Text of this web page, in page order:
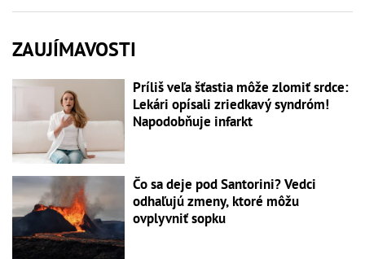
ZAUJÍMAVOSTI
Príliš veľa šťastia môže zlomiť srdce:
Lekári opísali zriedkavý syndróm!
Napodobňuje infarkt
Čo sa deje pod Santorini? Vedci
odhaľujú zmeny, ktoré môžu
ovplyvniť sopku